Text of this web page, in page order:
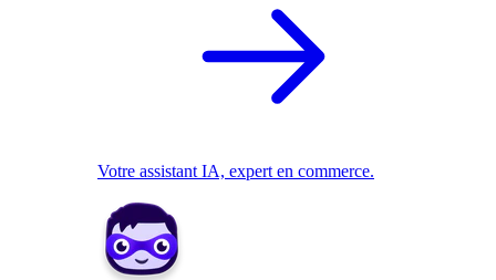
Votre assistant IA, expert en commerce.